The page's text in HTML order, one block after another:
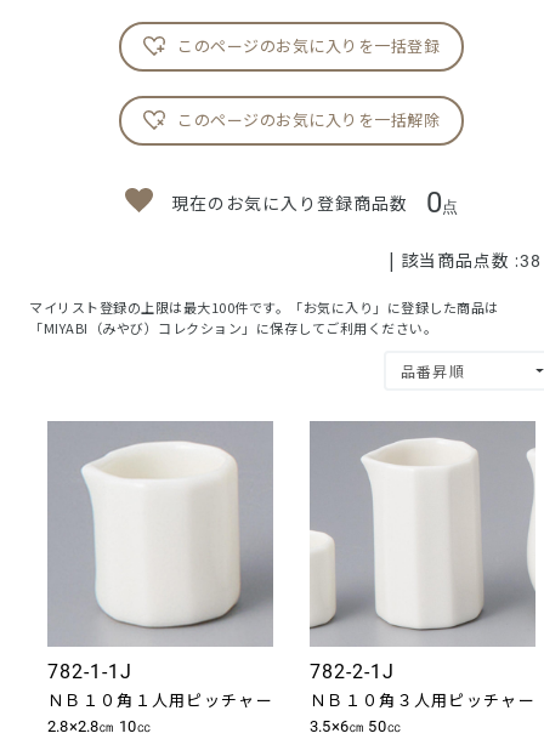
このページのお気に入りを一括登録
このページのお気に入りを一括解除
現在のお気に入り登録商品数 0点
| 該当商品点数 :38
マイリスト登録の上限は最大100件です。「お気に入り」に登録した商品は
「MIYABI（みやび）コレクション」に保存してご利用ください。
782-1-1J
ＮＢ１０角１人用ピッチャー
2.8×2.8㎝ 10㏄
782-2-1J
ＮＢ１０角３人用ピッチャー
3.5×6㎝ 50㏄